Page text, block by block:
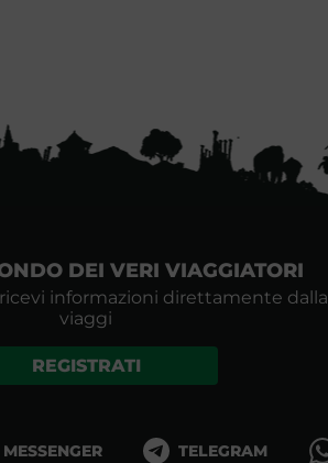
DEI VERI VIAGGIATORI
informazioni direttamente
viaggi
REGISTRATI
MESSENGER TELEGRAM